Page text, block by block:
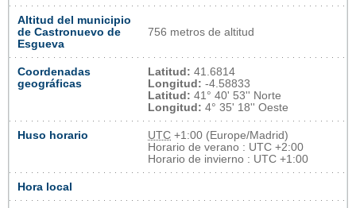
Altitud del municipio
de Castronuevo de
Esgueva
756 metros de altitud
Coordenadas
geográficas
Latitud: 41.6814
Longitud: -4.58833
Latitud: 41° 40' 53'' Norte
Longitud: 4° 35' 18'' Oeste
Huso horario UTC +1:00 (Europe/Madrid)
Horario de verano : UTC +2:00
Horario de invierno : UTC +1:00
Hora local